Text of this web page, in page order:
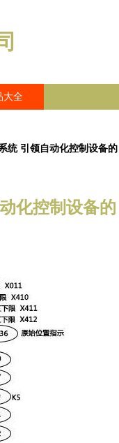
大全
统 引领自动化控制设备的
化控制设备的